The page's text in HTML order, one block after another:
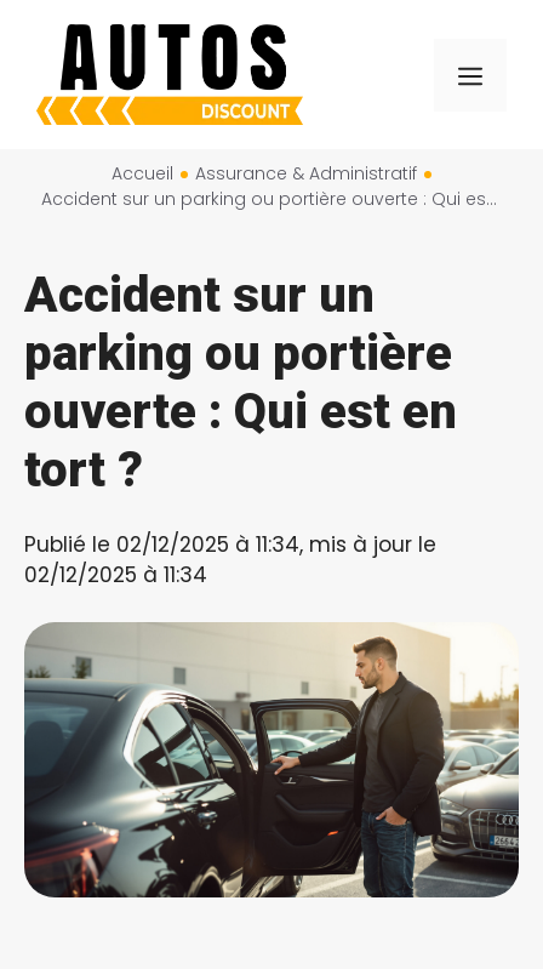
contenu
Menu
Accueil
Assurance & Administratif
Accident sur un parking ou portière ouverte : Qui est en tort ?
Accident sur un
parking ou portière
ouverte : Qui est en
tort ?
Publié le 02/12/2025 à 11:34, mis à jour le
02/12/2025 à 11:34